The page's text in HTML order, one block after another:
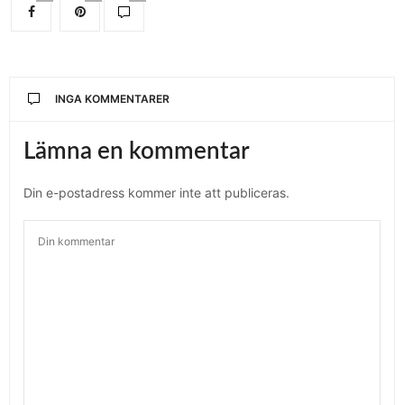
INGA KOMMENTARER
Lämna en kommentar
Din e-postadress kommer inte att publiceras.